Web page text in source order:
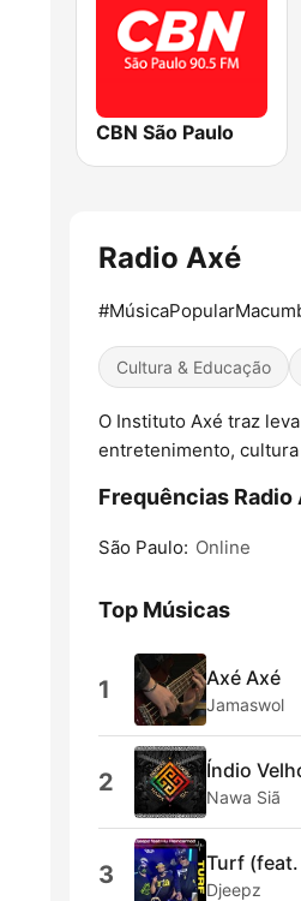
CBN São Paulo
Radio Axé
Cultura & Educação
O Instituto Axé traz
entretenimento,
Frequências Radio
São Paulo: Online
Top Músicas
1 Axé Axé
Jamaswol
2 Índio
Nawa Siã
3 Turf
Djeepz